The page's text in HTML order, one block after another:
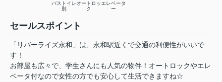
バストイレ
別
オートロッ
ク
エレベータ
ー
セールスポイント
「リバーライズ永和」は、永和駅近くで交通の利便性がいいで
す！
お部屋も広々で、学生さんにも人気の物件！オートロックやエレ
ベータ付なので女性の方でも安心して生活できますね☆